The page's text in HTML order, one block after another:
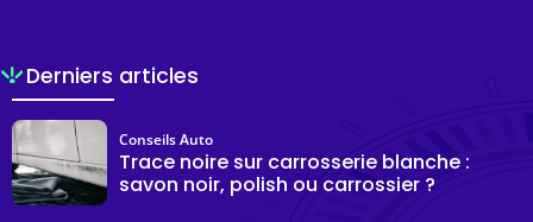
Derniers articles
Trace noire sur carrosserie blanche :
savon noir, polish ou carrossier ?
Conseils Auto